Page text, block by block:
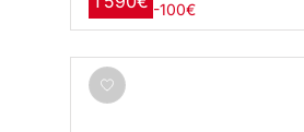
-100€